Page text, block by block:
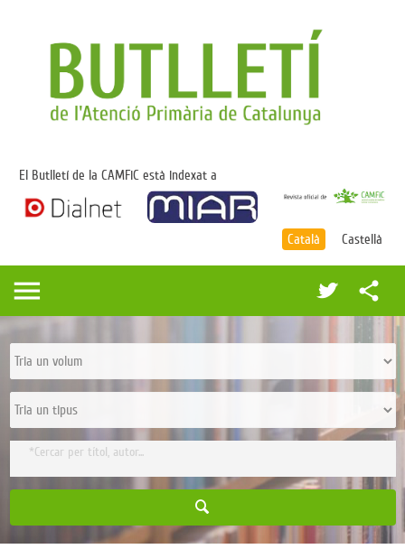
El Butlletí de la CAMFiC està indexat a
Català Castellà
share
menu